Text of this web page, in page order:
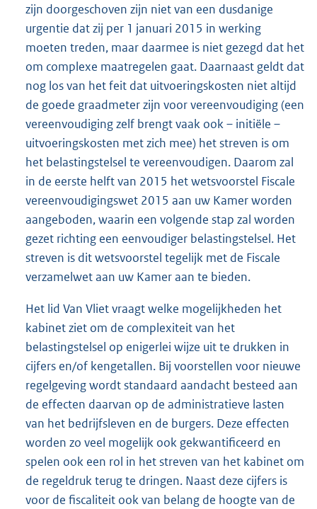
zijn doorgeschoven zijn niet van een dusdanige
urgentie dat zij per 1 januari 2015 in werking
moeten treden, maar daarmee is niet gezegd dat het
om complexe maatregelen gaat. Daarnaast geldt dat
nog los van het feit dat uitvoeringskosten niet altijd
de goede graadmeter zijn voor vereenvoudiging (een
vereenvoudiging zelf brengt vaak ook – initiële –
uitvoeringskosten met zich mee) het streven is om
het belastingstelsel te vereenvoudigen. Daarom zal
in de eerste helft van 2015 het wetsvoorstel Fiscale
vereenvoudigingswet 2015 aan uw Kamer worden
aangeboden, waarin een volgende stap zal worden
gezet richting een eenvoudiger belastingstelsel. Het
streven is dit wetsvoorstel tegelijk met de Fiscale
verzamelwet aan uw Kamer aan te bieden.
Het lid Van Vliet vraagt welke mogelijkheden het
kabinet ziet om de complexiteit van het
belastingstelsel op enigerlei wijze uit te drukken in
cijfers en/of kengetallen. Bij voorstellen voor nieuwe
regelgeving wordt standaard aandacht besteed aan
de effecten daarvan op de administratieve lasten
van het bedrijfsleven en de burgers. Deze effecten
worden zo veel mogelijk ook gekwantificeerd en
spelen ook een rol in het streven van het kabinet om
de regeldruk terug te dringen. Naast deze cijfers is
voor de fiscaliteit ook van belang de hoogte van de